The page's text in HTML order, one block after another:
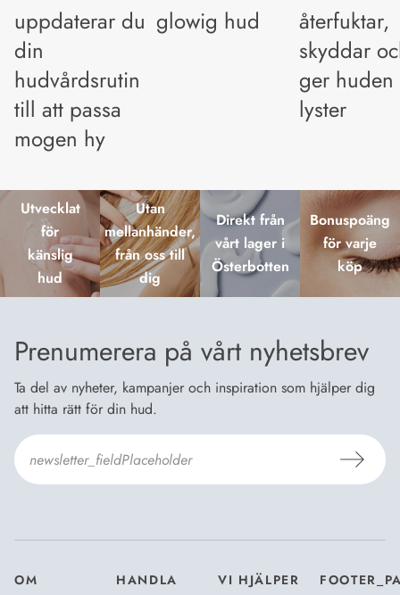
uppdaterar du
din
hudvårdsrutin
till att passa
mogen hy
glowig hud
återfuktar,
skyddar
ger huden
lyster
Utvecklat
för
känslig
hud
Utan
mellanhänder,
från oss till
dig
Direkt från
vårt lager i
Österbotten
Bonuspoäng
för varje
köp
Prenumerera på vårt nyhetsbrev
Ta del av nyheter, kampanjer och inspiration som hjälper dig
att hitta rätt för din hud.
OM
HANDLA
VI HJÄLPER